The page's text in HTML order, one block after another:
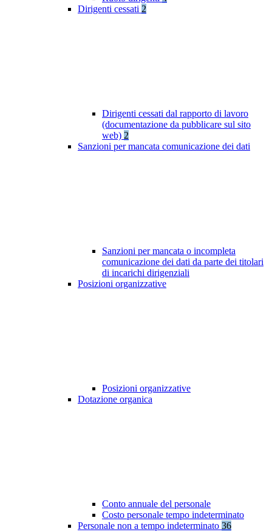
Dirigenti cessati 2
Dirigenti cessati dal rapporto di lavoro
(documentazione da pubblicare sul sito
web) 2
Sanzioni per mancata comunicazione dei dati
Sanzioni per mancata o incompleta
comunicazione dei dati da parte dei titolari
di incarichi dirigenziali
Posizioni organizzative
Posizioni organizzative
Dotazione organica
Conto annuale del personale
Costo personale tempo indeterminato
Personale non a tempo indeterminato 36